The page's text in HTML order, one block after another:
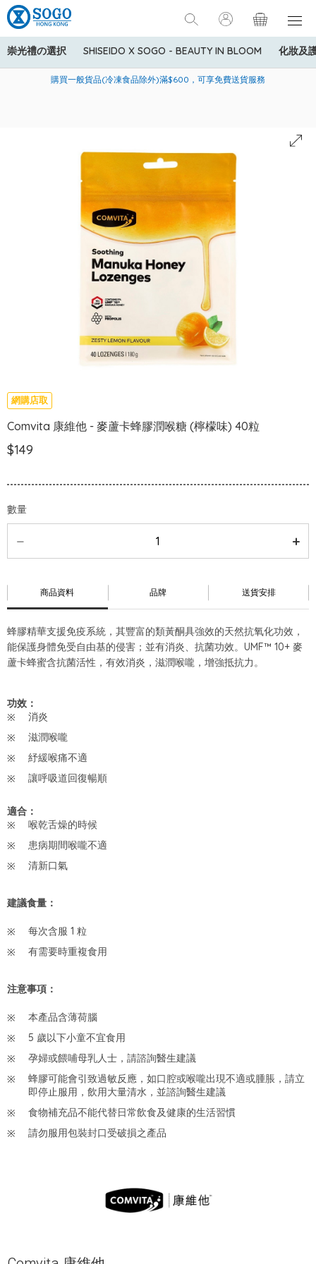
崇光禮の選択 SHISEIDO X SOGO - BEAUTY IN BLOOM 化妝及
美國運通Explorer®信用卡會員購物禮遇：高達5%簽賬回贈！
購買一般貨品(冷凍食品除外)滿$600，可享免費送貨服務
寄送中國內地服務只適用於指定商品，若訂單金額少於HK$600(折
網購店取
Comvita 康維他 - 麥蘆卡蜂膠潤喉糖 (檸檬味) 40粒
$149
數量
商品資料 品牌 送貨安排
蜂膠精華支援免疫系統，其豐富的類黃酮具強效的天然抗氧化功效，
能保護身體免受自由基的侵害；並有消炎、抗菌功效。UMF™ 10+ 麥
蘆卡蜂蜜含抗菌活性，有效消炎，滋潤喉嚨，增強抵抗力。
功效：
消炎
滋潤喉嚨
紓緩喉痛不適
讓呼吸道回復暢順
適合：
喉乾舌燥的時候
患病期間喉嚨不適
清新口氣
建議食量：
每次含服 1 粒
有需要時重複食用
注意事項：
本產品含薄荷腦
5 歲以下小童不宜食用
孕婦或餵哺母乳人士，請諮詢醫生建議
蜂膠可能會引致過敏反應，如口腔或喉嚨出現不適或腫脹，請立
即停止服用，飲用大量清水，並諮詢醫生建議
食物補充品不能代替日常飲食及健康的生活習慣
請勿服用包裝封口受破損之產品